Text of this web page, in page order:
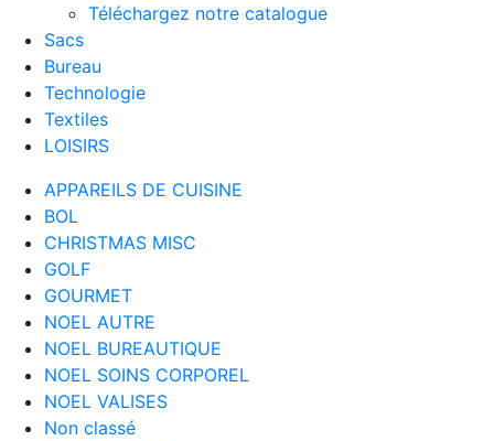
Téléchargez notre catalogue
Sacs
Bureau
Technologie
Textiles
LOISIRS
APPAREILS DE CUISINE
BOL
CHRISTMAS MISC
GOLF
GOURMET
NOEL AUTRE
NOEL BUREAUTIQUE
NOEL SOINS CORPOREL
NOEL VALISES
Non classé